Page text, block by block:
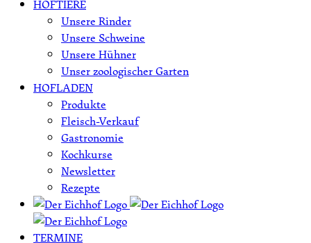
HOFTIERE
Unsere Rinder
Unsere Schweine
Unsere Hühner
Unser zoologischer Garten
HOFLADEN
Produkte
Fleisch-Verkauf
Gastronomie
Kochkurse
Newsletter
Rezepte
TERMINE